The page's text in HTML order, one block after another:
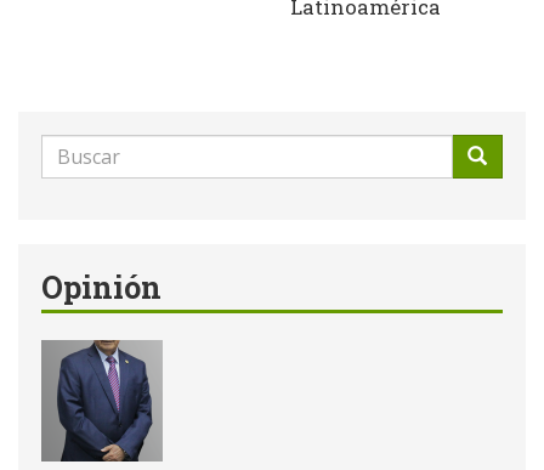
Latinoamérica
Formulario
de
Opinión